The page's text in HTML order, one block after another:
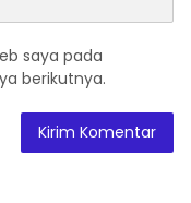
saya pada
berikutnya.